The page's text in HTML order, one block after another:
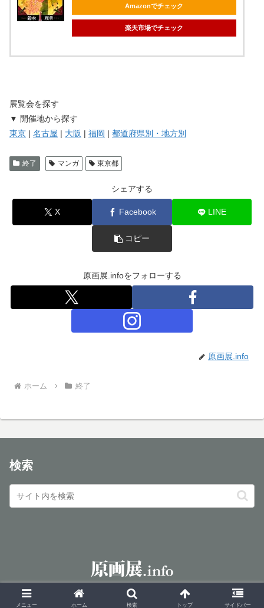
Amazonでチェック
楽天市場でチェック
展覧会を探す
▼ 開催地から探す
東京 | 名古屋 | 大阪 | 福岡 | 都道府県別・地方別
終了 マンガ 東京都
シェアする
X Facebook LINE
コピー
原画展.infoをフォローする
原画展.info
ホーム 終了
検索
© 2016 原画展.info.
メニュー ホーム 検索 トップ サイドバー